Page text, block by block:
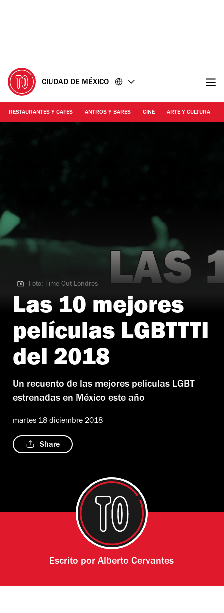
CIUDAD DE MÉXICO
RESTAURANTES Y CAFES ANTROS Y BARES CINE ARTE Y CULTURA
Foto: Time Out Londres
Foto: Time Out Londres
Las 10 mejores
películas LGBTTTI
del 2018
Un recuento de las mejores películas LGBT
estrenadas en México este año
martes 18 diciembre 2018
Share
Escrito porAlberto Cervantes